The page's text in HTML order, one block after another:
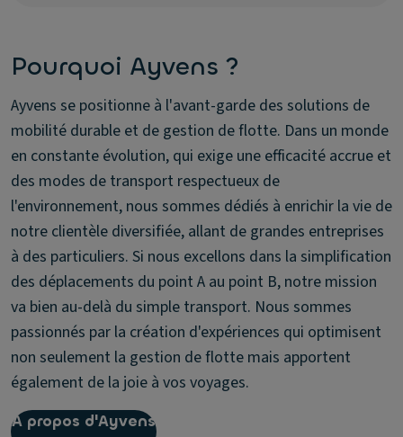
Pourquoi Ayvens ?
Ayvens se positionne à l'avant-garde des solutions de
mobilité durable et de gestion de flotte. Dans un monde
en constante évolution, qui exige une efficacité accrue et
des modes de transport respectueux de
l'environnement, nous sommes dédiés à enrichir la vie de
notre clientèle diversifiée, allant de grandes entreprises
à des particuliers. Si nous excellons dans la simplification
des déplacements du point A au point B, notre mission
va bien au-delà du simple transport. Nous sommes
passionnés par la création d'expériences qui optimisent
non seulement la gestion de flotte mais apportent
également de la joie à vos voyages.
A propos d'Ayvens